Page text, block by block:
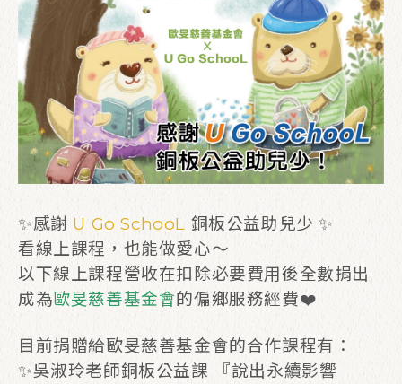
✨感謝 U Go SchooL 銅板公益助兒少 ✨
看線上課程，也能做愛心～
以下線上課程營收在扣除必要費用後全數捐出
成為歐旻慈善基金會的偏鄉服務經費❤️
目前捐贈給歐旻慈善基金會的合作課程有：
✨吳淑玲老師銅板公益課 『說出永續影響